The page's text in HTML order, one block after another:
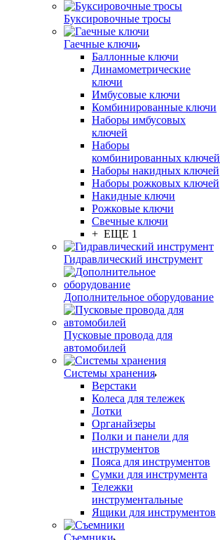
Буксировочные тросы
Гаечные ключи
Баллонные ключи
Динамометрические
ключи
Имбусовые ключи
Комбинированные ключи
Наборы имбусовых
ключей
Наборы
комбинированных ключей
Наборы накидных ключей
Наборы рожковых ключей
Накидные ключи
Рожковые ключи
Свечные ключи
+ ЕЩЕ 1
Гидравлический инструмент
Дополнительное оборудование
Пусковые провода для
автомобилей
Системы хранения
Верстаки
Колеса для тележек
Лотки
Органайзеры
Полки и панели для
инструментов
Пояса для инструментов
Сумки для инструмента
Тележки
инструментальные
Ящики для инструментов
Съемники